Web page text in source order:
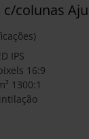
c/colunas
IPS
16:9
1300:1